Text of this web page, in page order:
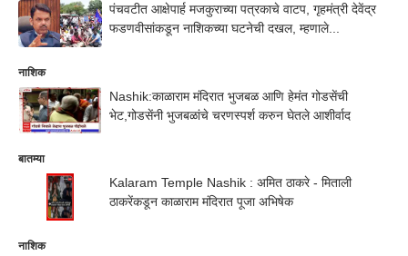
पंचवटीत आक्षेपार्ह मजकुराच्या पत्रकाचे वाटप, गृहमंत्री देवेंद्र
फडणवीसांकडून नाशिकच्या घटनेची दखल, म्हणाले...
नाशिक
Nashik:काळाराम मंदिरात भुजबळ आणि हेमंत गोडसेंची
भेट,गोडसेंनी भुजबळांचे चरणस्पर्श करुन घेतले आशीर्वाद
बातम्या
Kalaram Temple Nashik : अमित ठाकरे - मिताली
ठाकरेंकडून काळाराम मंदिरात पूजा अभिषेक
नाशिक